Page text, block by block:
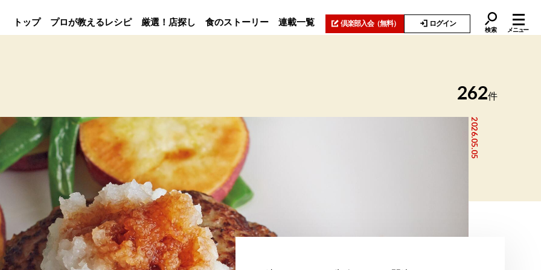
トップ プロが教えるレシピ 厳選！店探し 食のストーリー 連載一覧 倶楽部入会（無料） ログイン
検索 メニュー
262件
2026.05.05